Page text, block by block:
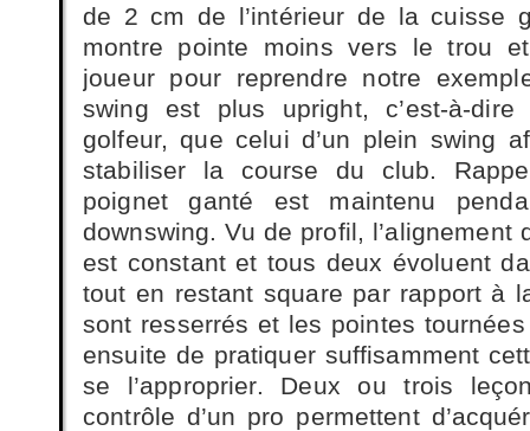
de 2 cm de l’intérieur de la cuisse
montre pointe moins vers le trou
joueur pour reprendre notre
swing est plus upright, c’est-à-
golfeur, que celui d’un plein swing
stabiliser la course du club.
poignet ganté est maintenu
downswing. Vu de profil,
est constant et tous deux évoluent
tout en restant square par rapport à
sont resserrés et les pointes
ensuite de pratiquer suffisamment
se l’approprier. Deux ou trois
contrôle d’un pro permettent